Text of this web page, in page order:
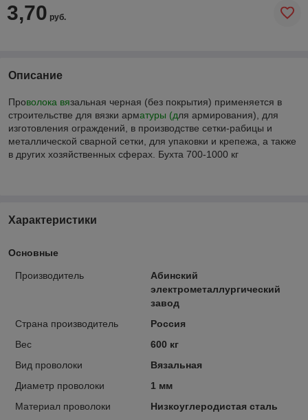
3,70 руб.
Описание
Проволока вязальная черная (без покрытия) применяется в
строительстве для вязки арматуры (для армирования), для
изготовления ограждений, в производстве сетки-рабицы и
металлической сварной сетки, для упаковки и крепежа, а также
в других хозяйственных сферах. Бухта 700-1000 кг
Характеристики
Основные
Производитель
Абинский
электрометаллургический
завод
Страна производитель
Россия
Вес
600 кг
Вид проволоки
Вязальная
Диаметр проволоки
1 мм
Материал проволоки
Низкоуглеродистая сталь